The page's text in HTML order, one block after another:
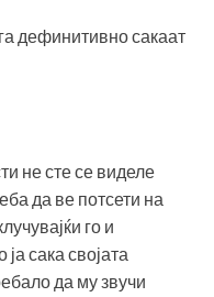
дефинитивно сакаат
не сте се виделе
да ве потсети на
го и
сака својата
да му звучи